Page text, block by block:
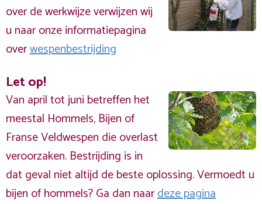
over de werkwijze verwijzen wij
u naar onze informatiepagina
overwespenbestrijding
Let op!
Van april tot juni betreffen het
meestal Hommels, Bijen of
Franse Veldwespen die overlast
veroorzaken. Bestrijding is in
dat geval niet altijd de beste oplossing. Vermoedt u
bijen of hommels? Ga dan naardeze pagina